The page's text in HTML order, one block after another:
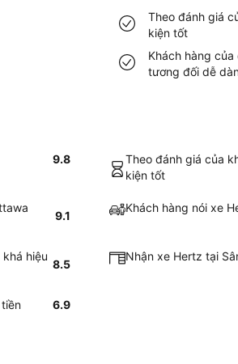
Theo đánh giá
kiện tốt
Khách hàng
tương đối dễ
9.8
Theo đánh giá của
kiện tốt
9.1
Khách hàng nói xe
hiệu
8.5
Nhận xe Hertz tại
6.9